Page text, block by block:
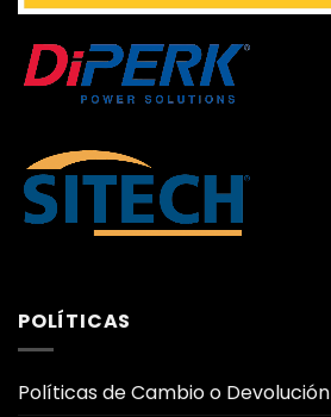
POLÍTICAS
Políticas de Cambio o Devolución